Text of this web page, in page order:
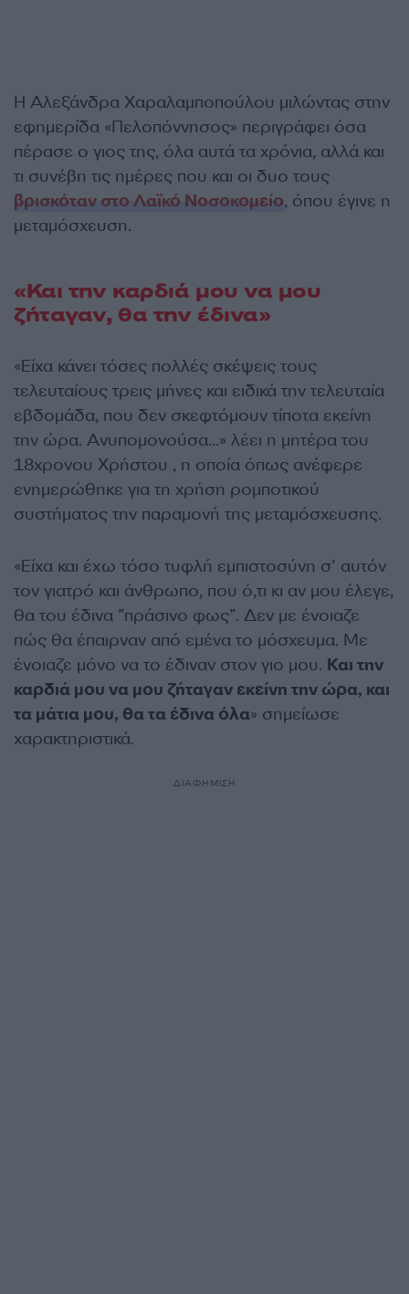
Η Αλεξάνδρα Χαραλαμποπούλου μιλώντας στην
εφημερίδα «Πελοπόννησος» περιγράφει όσα
πέρασε ο γιος της, όλα αυτά τα χρόνια, αλλά και
τι συνέβη τις ημέρες που και οι δυο τους
βρισκόταν στο Λαϊκό Νοσοκομείο, όπου έγινε η
μεταμόσχευση.
«Και την καρδιά μου να μου
ζήταγαν, θα την έδινα»
«Είχα κάνει τόσες πολλές σκέψεις τους
τελευταίους τρεις μήνες και ειδικά την τελευταία
εβδομάδα, που δεν σκεφτόμουν τίποτα εκείνη
την ώρα. Ανυπομονούσα…» λέει η μητέρα του
18χρονου Χρήστου , η οποία όπως ανέφερε
ενημερώθηκε για τη χρήση ρομποτικού
συστήματος την παραμονή της μεταμόσχευσης.
«Είχα και έχω τόσο τυφλή εμπιστοσύνη σ’ αυτόν
τον γιατρό και άνθρωπο, που ό,τι κι αν μου έλεγε,
θα του έδινα ”πράσινο φως”. Δεν με ένοιαζε
πώς θα έπαιρναν από εμένα το μόσχευμα. Με
ένοιαζε μόνο να το έδιναν στον γιο μου. Και την
καρδιά μου να μου ζήταγαν εκείνη την ώρα, και
τα μάτια μου, θα τα έδινα όλα» σημείωσε
χαρακτηριστικά.
ΔΙΑΦΗΜΙΣΗ